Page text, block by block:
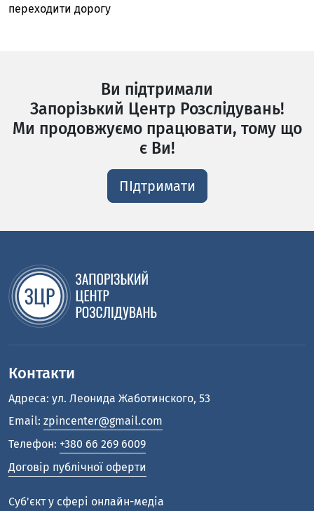
переходити дорогу
Ви підтримали
Запорізький Центр Розслідувань!
Ми продовжуємо працювати, тому що
є Ви!
ПІдтримати
Контакти
Адреса: ул. Леонида Жаботинского, 53
Email: zpincenter@gmail.com
Телефон: +380 66 269 6009
Договір публічної оферти
Cуб'єкт у сфері онлайн-медіа